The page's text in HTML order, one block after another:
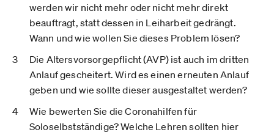
werden wir nicht mehr oder nicht mehr direkt
beauftragt, statt dessen in Leiharbeit gedrängt.
Wann und wie wollen Sie dieses Problem lösen?
Die Altersvorsorgepflicht (AVP) ist auch im dritten
Anlauf gescheitert. Wird es einen erneuten Anlauf
geben und wie sollte dieser ausgestaltet werden?
Wie bewerten Sie die Coronahilfen für
Soloselbstständige? Welche Lehren sollten hier